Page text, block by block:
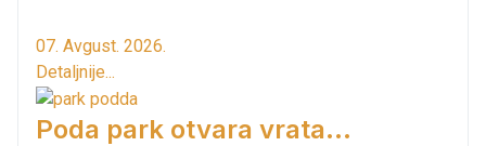
07. Avgust. 2026.
Detaljnije...
Poda park otvara vrata...